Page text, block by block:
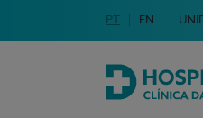
Escolha o seu
Idioma em
PT English
EN
Hospital da